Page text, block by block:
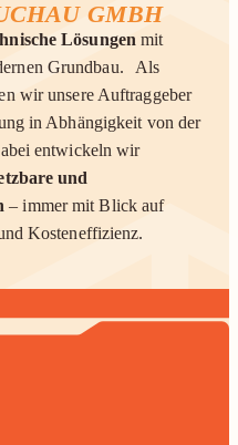
GMBH
Lösungenmit
Grundbau. Als
wir unsere Auftraggeber
in Abhängigkeit von der
entwickeln wir
und
– immer mit Blick auf
Kosteneffizienz.